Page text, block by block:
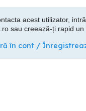
acest utilizator,
sau creează-ți rapid un
în cont /